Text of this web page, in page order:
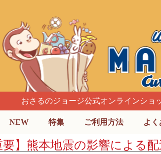
おさるのジョージ公式オンラインショ
NEW 特集 ご利用方法 よ
要】熊本地震の影響による